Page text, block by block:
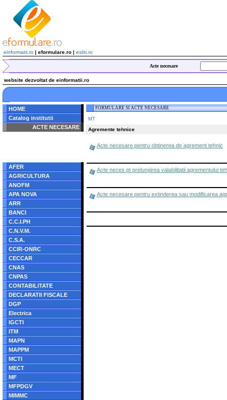
einformatii.ro | eformulare.ro | estiri.ro
Acte necesare
website dezvoltat de einformatii.ro
HOME
Catalog institutii
ACTE NECESARE
AFER
AGRICULTURA
ANOFM
APA NOVA
ARR
BANCI
C.C.I.PH
C.N.V.M.
C.S.A.
CCIR-ONRC
CECCAR
CNAS
CNPAS
CONTABILITATE
DECLARATII FISCALE
DGP
Electrica
IGCTI
ITM
MAPN
MAPPM
MCTI
MECT
MF
MFPDGV
MIMMC
FORMULARE SI ACTE NECESARE
MT
Agremente tehnice
Acte necesare pentru obtinerea de agrement tehnic
Acte neces pt prelungirea valabilitatii agrementului
Acte necesare pentru extinderea sau modificarea